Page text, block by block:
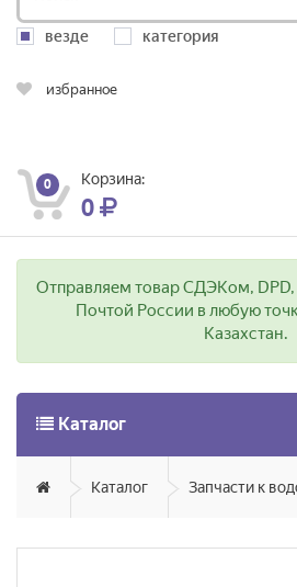
везде категория
избранное
0 Корзина:
0
Отправляем товар СДЭКом,
Почтой России в любую
Казахстан.
Каталог
Каталог